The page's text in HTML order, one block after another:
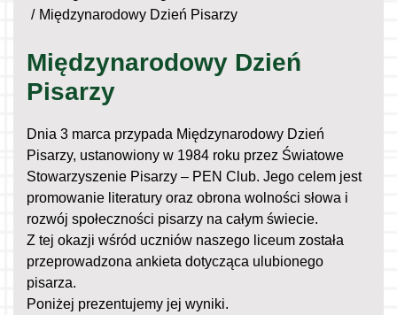
Międzynarodowy Dzień Pisarzy
Międzynarodowy Dzień
Pisarzy
Dnia 3 marca przypada Międzynarodowy Dzień
Pisarzy, ustanowiony w 1984 roku przez Światowe
Stowarzyszenie Pisarzy – PEN Club. Jego celem jest
promowanie literatury oraz obrona wolności słowa i
rozwój społeczności pisarzy na całym świecie.
Z tej okazji wśród uczniów naszego liceum została
przeprowadzona ankieta dotycząca ulubionego
pisarza.
Poniżej prezentujemy jej wyniki.